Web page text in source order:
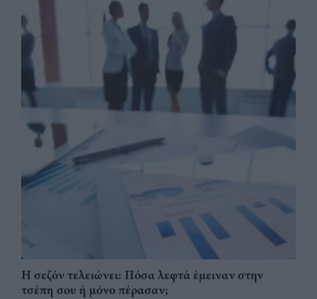
Η σεζόν τελειώνει: Πόσα λεφτά έμειναν στην
τσέπη σου ή μόνο πέρασαν;